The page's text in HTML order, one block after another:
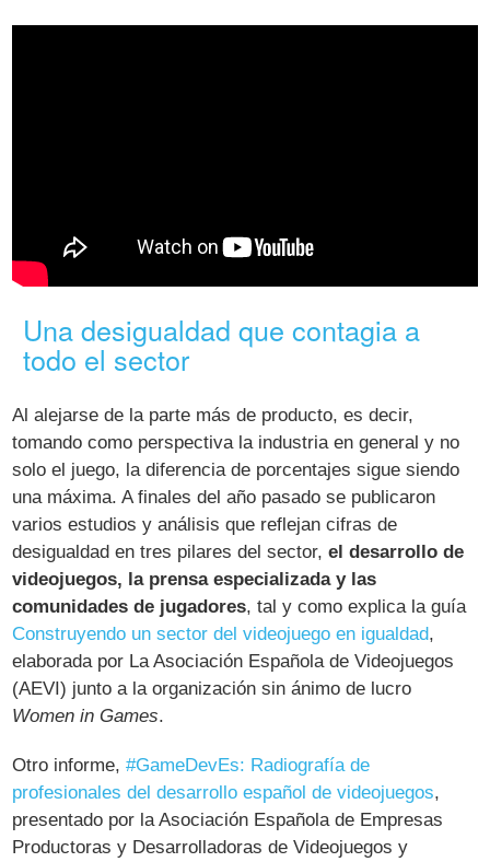
Una desigualdad que contagia a
todo el sector
Al alejarse de la parte más de producto, es decir,
tomando como perspectiva la industria en general y no
solo el juego, la diferencia de porcentajes sigue siendo
una máxima. A finales del año pasado se publicaron
varios estudios y análisis que reflejan cifras de
desigualdad en tres pilares del sector,el desarrollo de
videojuegos, la prensa especializada y las
comunidades de jugadores, tal y como explica la guía
Construyendo un sector del videojuego en igualdad,
elaborada por La Asociación Española de Videojuegos
(AEVI) junto a la organización sin ánimo de lucro
Women in Games.
Otro informe,#GameDevEs: Radiografía de
profesionales del desarrollo español de videojuegos,
presentado por la Asociación Española de Empresas
Productoras y Desarrolladoras de Videojuegos y